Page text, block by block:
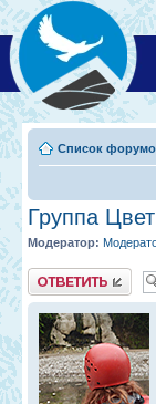
Список
Группа
Модератор:
Ответить